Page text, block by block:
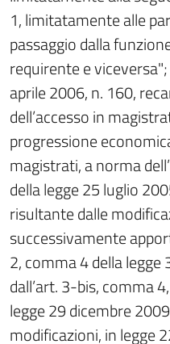
1, limitatamente alle
passaggio dalla
requirente e
aprile 2006, n. 160,
dell’accesso in
progressione
magistrati, a norma
della legge 25 luglio
risultante dalle
successivamente
2, comma 4 della
dall’art. 3-bis, comma
legge 29 dicembre
modificazioni, in legge